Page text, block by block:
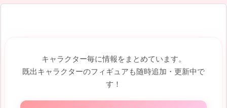
キャラクター毎に情報をまとめています。
既出キャラクターのフィギュアも随時追加・更新中で
す！